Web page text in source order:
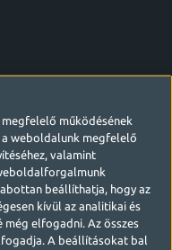
működésének
a weboldalunk megfelelő
valamint
beállíthatja, hogy az
kívül az analitikai és
elfogadni. Az összes
A beállításokat bal